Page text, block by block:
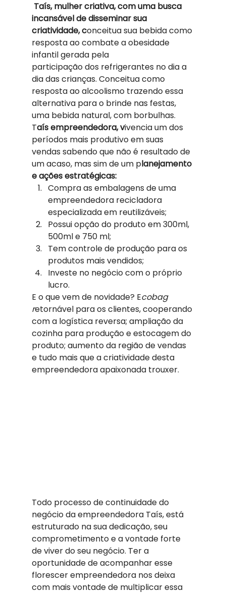
Taís, mulher criativa, com uma busca
incansável de disseminar sua
criatividade, conceitua sua bebida como
resposta ao combate a obesidade
infantil gerada pela
participação dos refrigerantes no dia a
dia das crianças. Conceitua como
resposta ao alcoolismo trazendo essa
alternativa para o brinde nas festas,
uma bebida natural, com borbulhas.
Taís empreendedora, vivencia um dos
períodos mais produtivo em suas
vendas sabendo que não é resultado de
um acaso, mas sim de um planejamento
e ações estratégicas:
Compra as embalagens de uma
empreendedora recicladora
especializada em reutilizáveis;
Possui opção do produto em 300ml,
500ml e 750 ml;
Tem controle de produção para os
produtos mais vendidos;
Investe no negócio com o próprio
lucro.
E o que vem de novidade? Ecobag
retornável para os clientes, cooperando
com a logística reversa; ampliação da
cozinha para produção e estocagem do
produto; aumento da região de vendas
e tudo mais que a criatividade desta
empreendedora apaixonada trouxer.
Todo processo de continuidade do
negócio da empreendedora Taís, está
estruturado na sua dedicação, seu
comprometimento e a vontade forte
de viver do seu negócio. Ter a
oportunidade de acompanhar esse
florescer empreendedora nos deixa
com mais vontade de multiplicar essa